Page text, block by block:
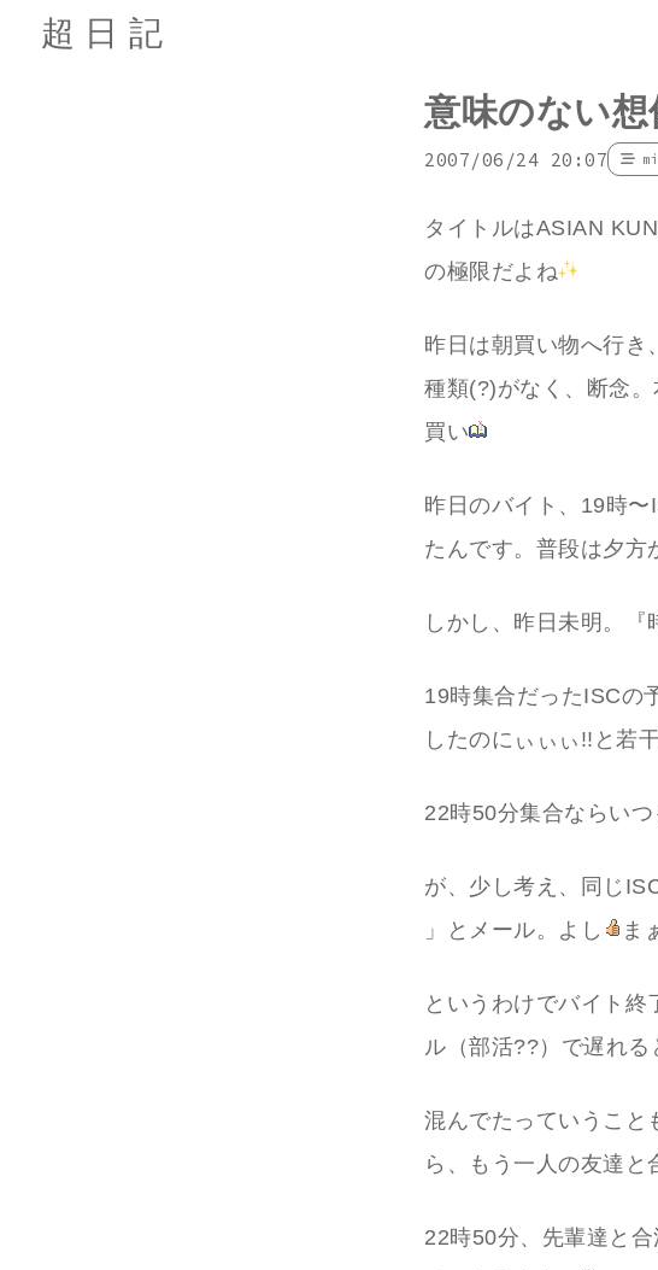
超日記
意味のない想
2007/06/24 20:07
タイトルはASIAN
の極限だよね
昨日は朝買い物へ行き
種類(?)がなく、断念
買い
昨日のバイト、19時
たんです。普段は夕方
しかし、昨日未明。『
19時集合だったISCの
したのにぃぃぃ!!と若
22時50分集合ならい
が、少し考え、同じ
」とメール。よし
ま
というわけでバイト終
ル（部活??）で遅れる
混んでたっていうこと
ら、もう一人の友達と
22時50分、先輩達と